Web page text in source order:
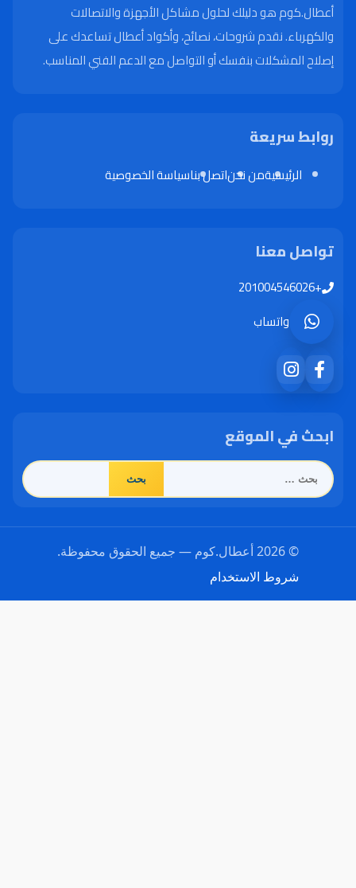
أعطال.كوم هو دليلك لحلول مشاكل الأجهزة والاتصالات
والكهرباء. نقدم شروحات، نصائح، وأكواد أعطال تساعدك على
إصلاح المشكلات بنفسك أو التواصل مع الدعم الفني المناسب.
روابط سريعة
الرئيسيةمن نحناتصل بناسياسة الخصوصية
تواصل معنا
واتساب
ابحث في الموقع
البحث
شروط الاستخدام